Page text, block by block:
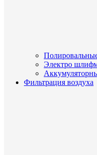
Электро
Фильтрация воздуха